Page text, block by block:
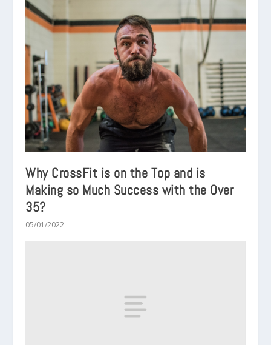
Why CrossFit is on the Top and is
Making so Much Success with the Over
35?
05/01/2022